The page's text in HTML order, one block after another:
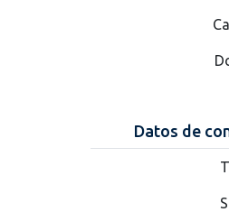
Datos de